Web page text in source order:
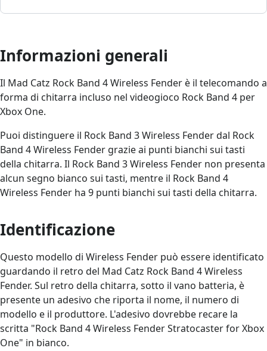
Informazioni generali
Il Mad Catz Rock Band 4 Wireless Fender è il telecomando a
forma di chitarra incluso nel videogioco Rock Band 4 per
Xbox One.
Puoi distinguere il Rock Band 3 Wireless Fender dal Rock
Band 4 Wireless Fender grazie ai punti bianchi sui tasti
della chitarra. Il Rock Band 3 Wireless Fender non presenta
alcun segno bianco sui tasti, mentre il Rock Band 4
Wireless Fender ha 9 punti bianchi sui tasti della chitarra.
Identificazione
Questo modello di Wireless Fender può essere identificato
guardando il retro del Mad Catz Rock Band 4 Wireless
Fender. Sul retro della chitarra, sotto il vano batteria, è
presente un adesivo che riporta il nome, il numero di
modello e il produttore. L'adesivo dovrebbe recare la
scritta "Rock Band 4 Wireless Fender Stratocaster for Xbox
One" in bianco.